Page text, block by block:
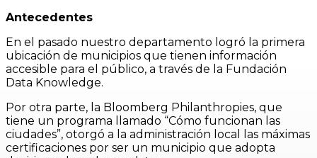
Antecedentes
En el pasado nuestro departamento logró la primera
ubicación de municipios que tienen información
accesible para el público, a través de la Fundación
Data Knowledge.
Por otra parte, la Bloomberg Philanthropies, que
tiene un programa llamado “Cómo funcionan las
ciudades”, otorgó a la administración local las máximas
certificaciones por ser un municipio que adopta